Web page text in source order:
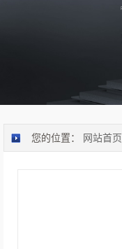
您的位置： 网站首页